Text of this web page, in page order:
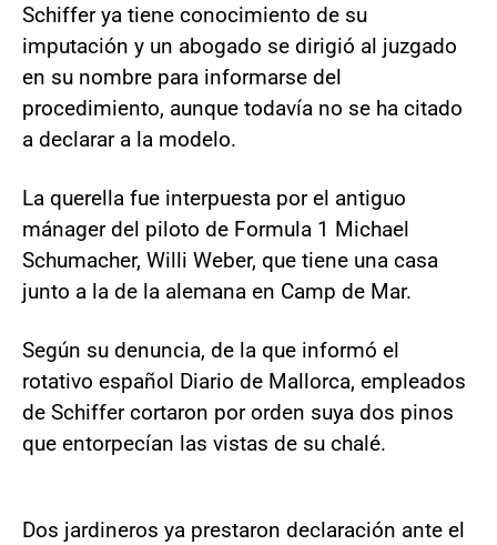
Schiffer ya tiene conocimiento de su
imputación y un abogado se dirigió al juzgado
en su nombre para informarse del
procedimiento, aunque todavía no se ha citado
a declarar a la modelo.
La querella fue interpuesta por el antiguo
mánager del piloto de Formula 1 Michael
Schumacher, Willi Weber, que tiene una casa
junto a la de la alemana en Camp de Mar.
Según su denuncia, de la que informó el
rotativo español Diario de Mallorca, empleados
de Schiffer cortaron por orden suya dos pinos
que entorpecían las vistas de su chalé.
Dos jardineros ya prestaron declaración ante el